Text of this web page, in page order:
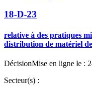
18-D-23
relative à des pratiques
distribution de matériel
DécisionMise en ligne le :
Secteur(s) :